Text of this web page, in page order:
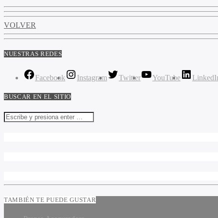
VOLVER
NUESTRAS REDES
Facebook Instagram Twitter YouTube
BUSCAR EN EL SITIO
TAMBIÉN TE PUEDE GUSTAR